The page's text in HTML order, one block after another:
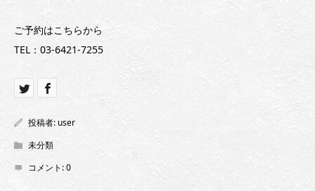
ご予約はこちらから
TEL：03-6421-7255
投稿者: user
未分類
コメント:0